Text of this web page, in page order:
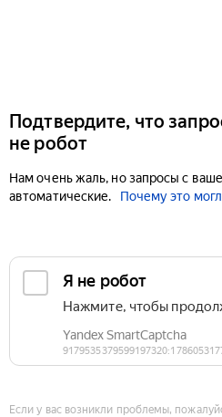
Подтвердите, что
не робот
Нам очень жаль, но запросы с
автоматические.
Почему это
Если у вас возникли проблемы,